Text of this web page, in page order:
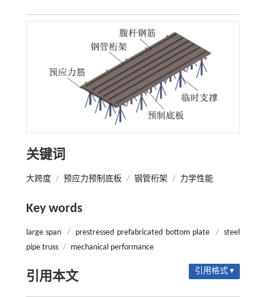
关键词
大跨度 / 预应力预制底板 / 钢管桁架 / 力学性能
Key words
large span / prestressed prefabricated bottom plate /
steel
pipe truss / mechanical performance
引用本文 引用格式 ▾